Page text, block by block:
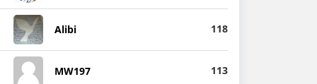
Alibi 118
MW197 113